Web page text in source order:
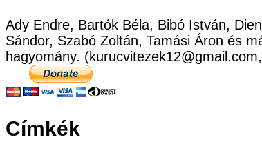
Ady Endre, Bartók Béla, Bibó István,
Sándor, Szabó Zoltán, Tamási Áron és
hagyomány.
Címkék